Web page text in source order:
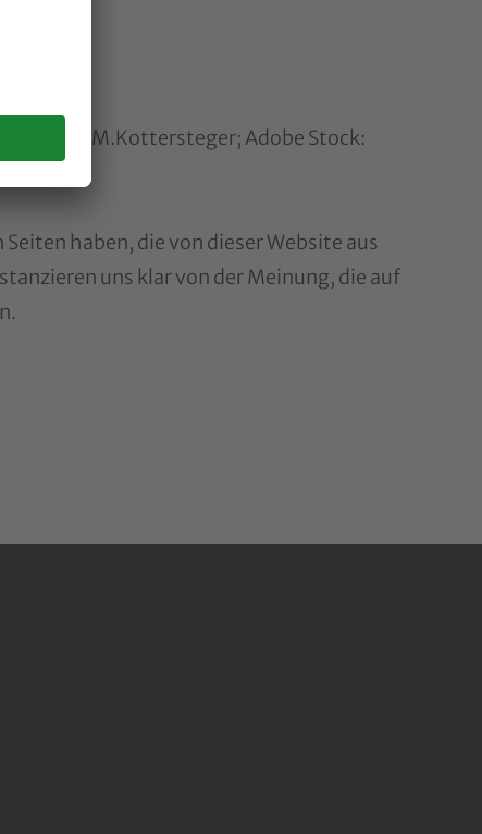
Adige: M.Kottersteger; Adobe Stock:
haben, die von dieser Website aus
uns klar von der Meinung, die auf